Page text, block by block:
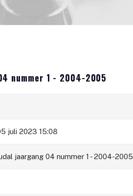
nummer 1 - 2004-2005
juli 2023 15:08
jaargang 04 nummer 1 - 2004-